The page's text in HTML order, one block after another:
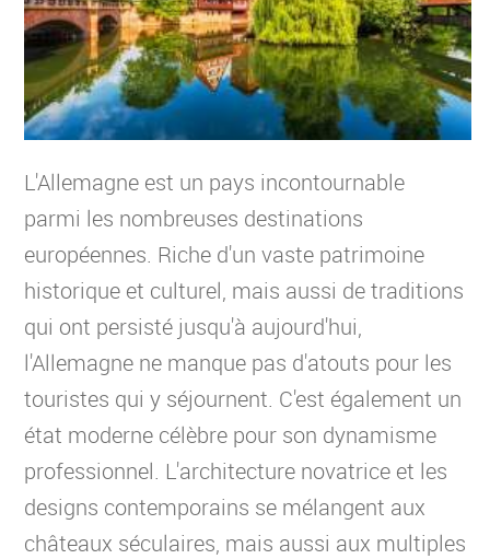
L'Allemagne est un pays incontournable
parmi les nombreuses destinations
européennes. Riche d'un vaste patrimoine
historique et culturel, mais aussi de traditions
qui ont persisté jusqu'à aujourd'hui,
l'Allemagne ne manque pas d'atouts pour les
touristes qui y séjournent. C'est également un
état moderne célèbre pour son dynamisme
professionnel. L'architecture novatrice et les
designs contemporains se mélangent aux
châteaux séculaires, mais aussi aux multiples